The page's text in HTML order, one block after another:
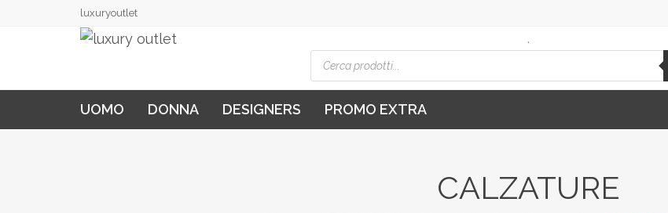
luxuryoutlet
.
Products
search
UOMO DONNA DESIGNERS PROMO EXTRA
CALZATURE